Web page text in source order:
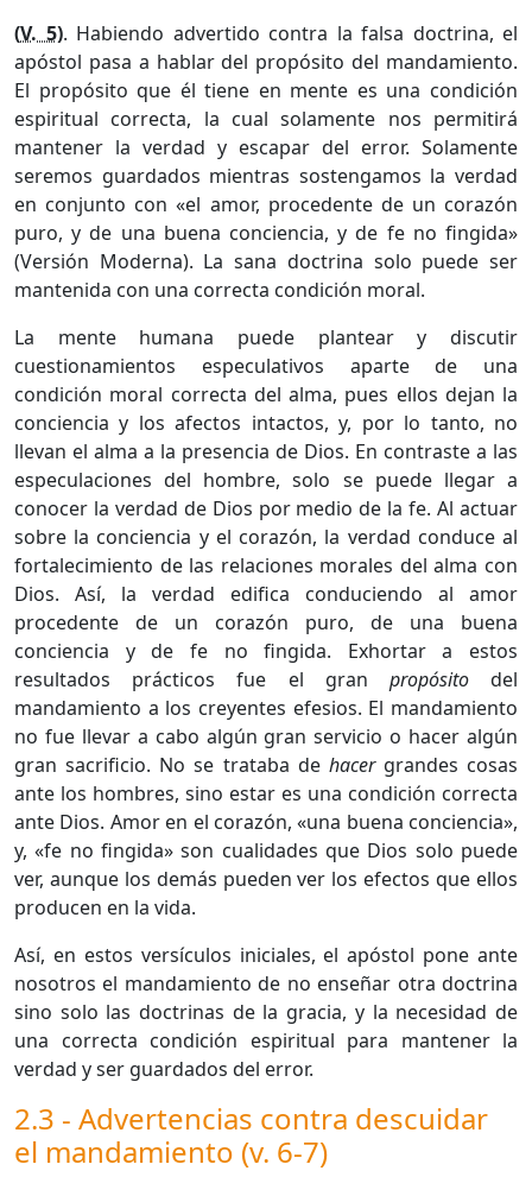
(V. 5). Habiendo advertido contra la falsa doctrina, el
apóstol pasa a hablar del propósito del mandamiento.
El propósito que él tiene en mente es una condición
espiritual correcta, la cual solamente nos permitirá
mantener la verdad y escapar del error. Solamente
seremos guardados mientras sostengamos la verdad
en conjunto con «el amor, procedente de un corazón
puro, y de una buena conciencia, y de fe no fingida»
(Versión Moderna). La sana doctrina solo puede ser
mantenida con una correcta condición moral.
La mente humana puede plantear y discutir
cuestionamientos especulativos aparte de una
condición moral correcta del alma, pues ellos dejan la
conciencia y los afectos intactos, y, por lo tanto, no
llevan el alma a la presencia de Dios. En contraste a las
especulaciones del hombre, solo se puede llegar a
conocer la verdad de Dios por medio de la fe. Al actuar
sobre la conciencia y el corazón, la verdad conduce al
fortalecimiento de las relaciones morales del alma con
Dios. Así, la verdad edifica conduciendo al amor
procedente de un corazón puro, de una buena
conciencia y de fe no fingida. Exhortar a estos
resultados prácticos fue el gran propósitodel
mandamiento a los creyentes efesios. El mandamiento
no fue llevar a cabo algún gran servicio o hacer algún
gran sacrificio. No se trataba de hacergrandes cosas
ante los hombres, sino estar es una condición correcta
ante Dios. Amor en el corazón, «una buena conciencia»,
y, «fe no fingida» son cualidades que Dios solo puede
ver, aunque los demás pueden ver los efectos que ellos
producen en la vida.
Así, en estos versículos iniciales, el apóstol pone ante
nosotros el mandamiento de no enseñar otra doctrina
sino solo las doctrinas de la gracia, y la necesidad de
una correcta condición espiritual para mantener la
verdad y ser guardados del error.
2.3 - Advertencias contra descuidar
el mandamiento (v. 6-7)